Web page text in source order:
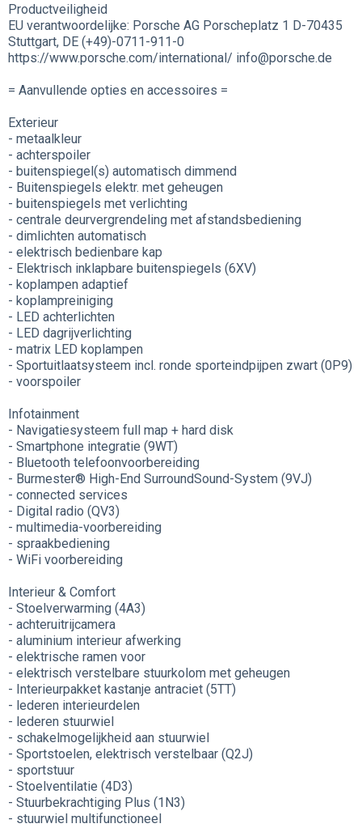
Productveiligheid
EU verantwoordelijke: Porsche AG Porscheplatz 1 D-70435
Stuttgart, DE (+49)-0711-911-0
https://www.porsche.com/international/ info@porsche.de
= Aanvullende opties en accessoires =
Exterieur
- metaalkleur
- achterspoiler
- buitenspiegel(s) automatisch dimmend
- Buitenspiegels elektr. met geheugen
- buitenspiegels met verlichting
- centrale deurvergrendeling met afstandsbediening
- dimlichten automatisch
- elektrisch bedienbare kap
- Elektrisch inklapbare buitenspiegels (6XV)
- koplampen adaptief
- koplampreiniging
- LED achterlichten
- LED dagrijverlichting
- matrix LED koplampen
- Sportuitlaatsysteem incl. ronde sporteindpijpen zwart (0P9)
- voorspoiler
Infotainment
- Navigatiesysteem full map + hard disk
- Smartphone integratie (9WT)
- Bluetooth telefoonvoorbereiding
- Burmester® High-End SurroundSound-System (9VJ)
- connected services
- Digital radio (QV3)
- multimedia-voorbereiding
- spraakbediening
- WiFi voorbereiding
Interieur & Comfort
- Stoelverwarming (4A3)
- achteruitrijcamera
- aluminium interieur afwerking
- elektrische ramen voor
- elektrisch verstelbare stuurkolom met geheugen
- Interieurpakket kastanje antraciet (5TT)
- lederen interieurdelen
- lederen stuurwiel
- schakelmogelijkheid aan stuurwiel
- Sportstoelen, elektrisch verstelbaar (Q2J)
- sportstuur
- Stoelventilatie (4D3)
- Stuurbekrachtiging Plus (1N3)
- stuurwiel multifunctioneel